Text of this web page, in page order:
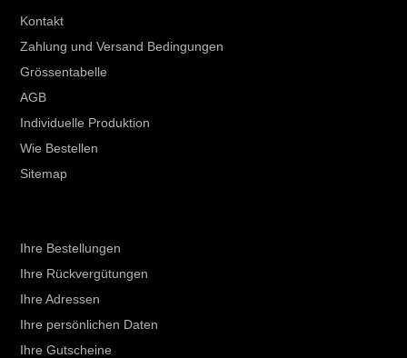
Kontakt
Zahlung und Versand Bedingungen
Grössentabelle
AGB
Individuelle Produktion
Wie Bestellen
Sitemap
Ihre Bestellungen
Ihre Rückvergütungen
Ihre Adressen
Ihre persönlichen Daten
Ihre Gutscheine